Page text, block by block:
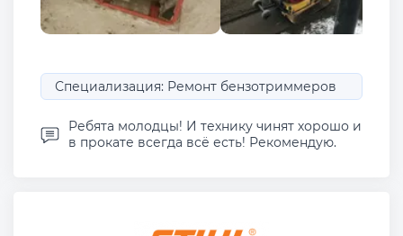
Специализация: Ремонт бензотриммеров
Ребята молодцы! И технику чинят хорошо и
в прокате всегда всё есть! Рекомендую.